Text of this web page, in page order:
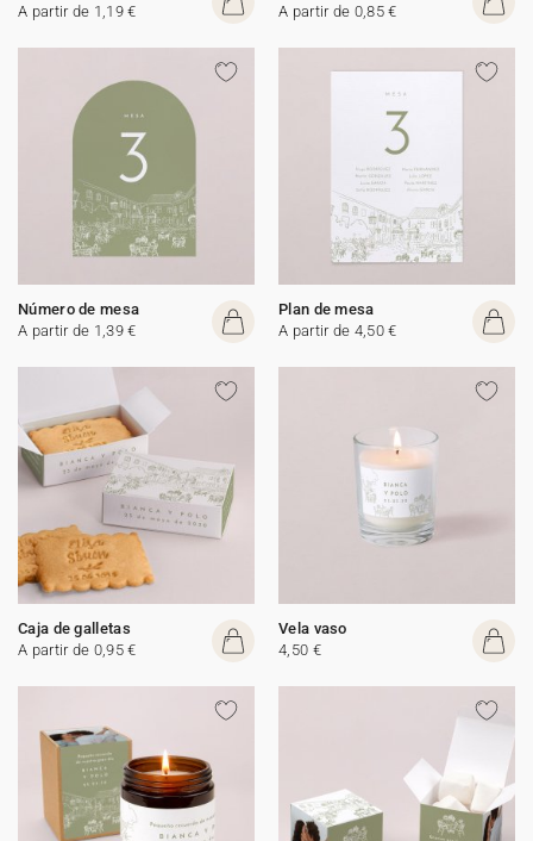
A partir de 1,19 €
A partir de 0,85 €
Número de mesa
A partir de 1,39 €
Plan de mesa
A partir de 4,50 €
Caja de galletas
A partir de 0,95 €
Vela vaso
4,50 €